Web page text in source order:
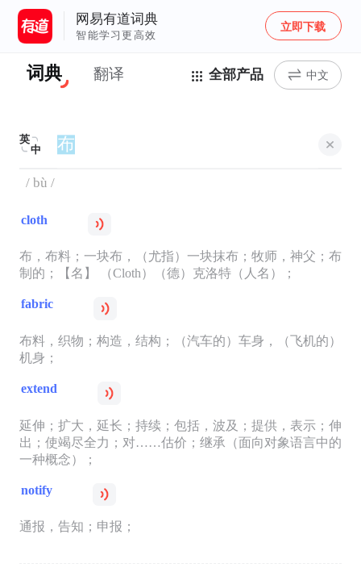
网易有道词典
智能学习更高效
立即下载
词典 翻译 全部产品 中文
英
中
/ bù /
cloth
布，布料；一块布，（尤指）一块抹布；牧师，神父；布
制的；【名】 （Cloth）（德）克洛特（人名）；
fabric
布料，织物；构造，结构；（汽车的）车身，（飞机的）
机身；
extend
延伸；扩大，延长；持续；包括，波及；提供，表示；伸
出；使竭尽全力；对……估价；继承（面向对象语言中的
一种概念）；
notify
通报，告知；申报；